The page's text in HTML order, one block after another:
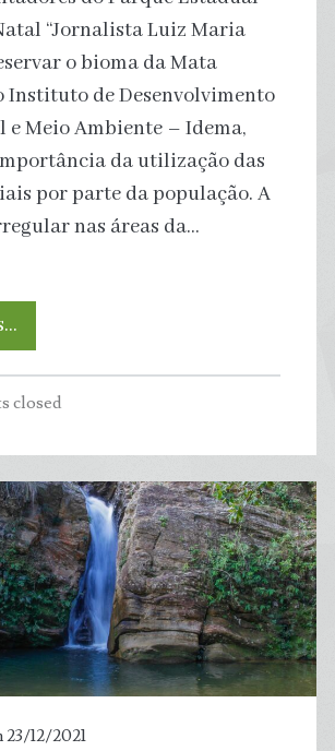
“Jornalista Luiz Maria
o bioma da Mata
Instituto de Desenvolvimento
e Meio Ambiente – Idema,
da utilização das
por parte da população. A
nas áreas da…
orienta
utilizar
Trilhas
Oficiais
do
closed
12/2021